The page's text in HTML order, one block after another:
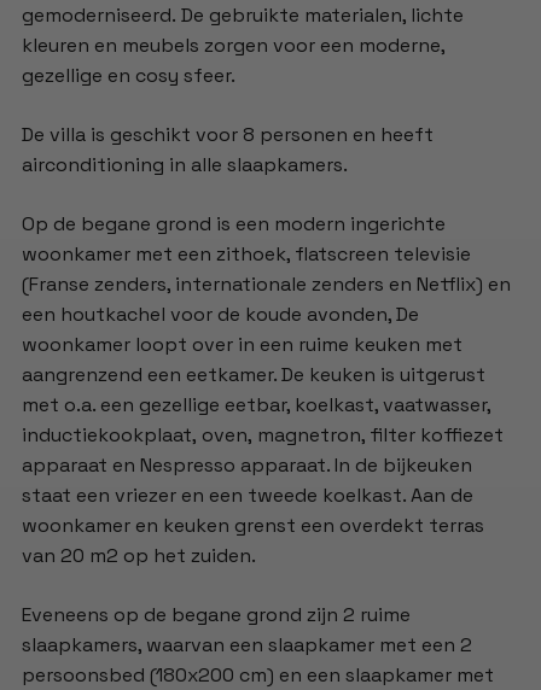
gemoderniseerd. De gebruikte materialen, lichte
kleuren en meubels zorgen voor een moderne,
gezellige en cosy sfeer.
De villa is geschikt voor 8 personen en heeft
airconditioning in alle slaapkamers.
Op de begane grond is een modern ingerichte
woonkamer met een zithoek, flatscreen televisie
(Franse zenders, internationale zenders en Netflix) en
een houtkachel voor de koude avonden, De
woonkamer loopt over in een ruime keuken met
aangrenzend een eetkamer. De keuken is uitgerust
met o.a. een gezellige eetbar, koelkast, vaatwasser,
inductiekookplaat, oven, magnetron, filter koffiezet
apparaat en Nespresso apparaat. In de bijkeuken
staat een vriezer en een tweede koelkast. Aan de
woonkamer en keuken grenst een overdekt terras
van 20 m2 op het zuiden.
Eveneens op de begane grond zijn 2 ruime
slaapkamers, waarvan een slaapkamer met een 2
persoonsbed (180x200 cm) en een slaapkamer met